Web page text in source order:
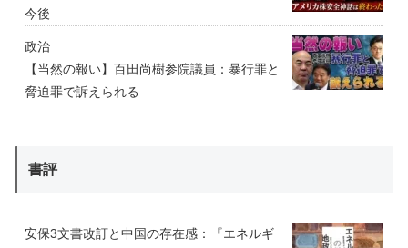
今後
政治
【当然の報い】百田尚樹参院議員：暴行罪と
脅迫罪で訴えられる
書評
安保3文書改訂と中国の存在感：『エネルギ